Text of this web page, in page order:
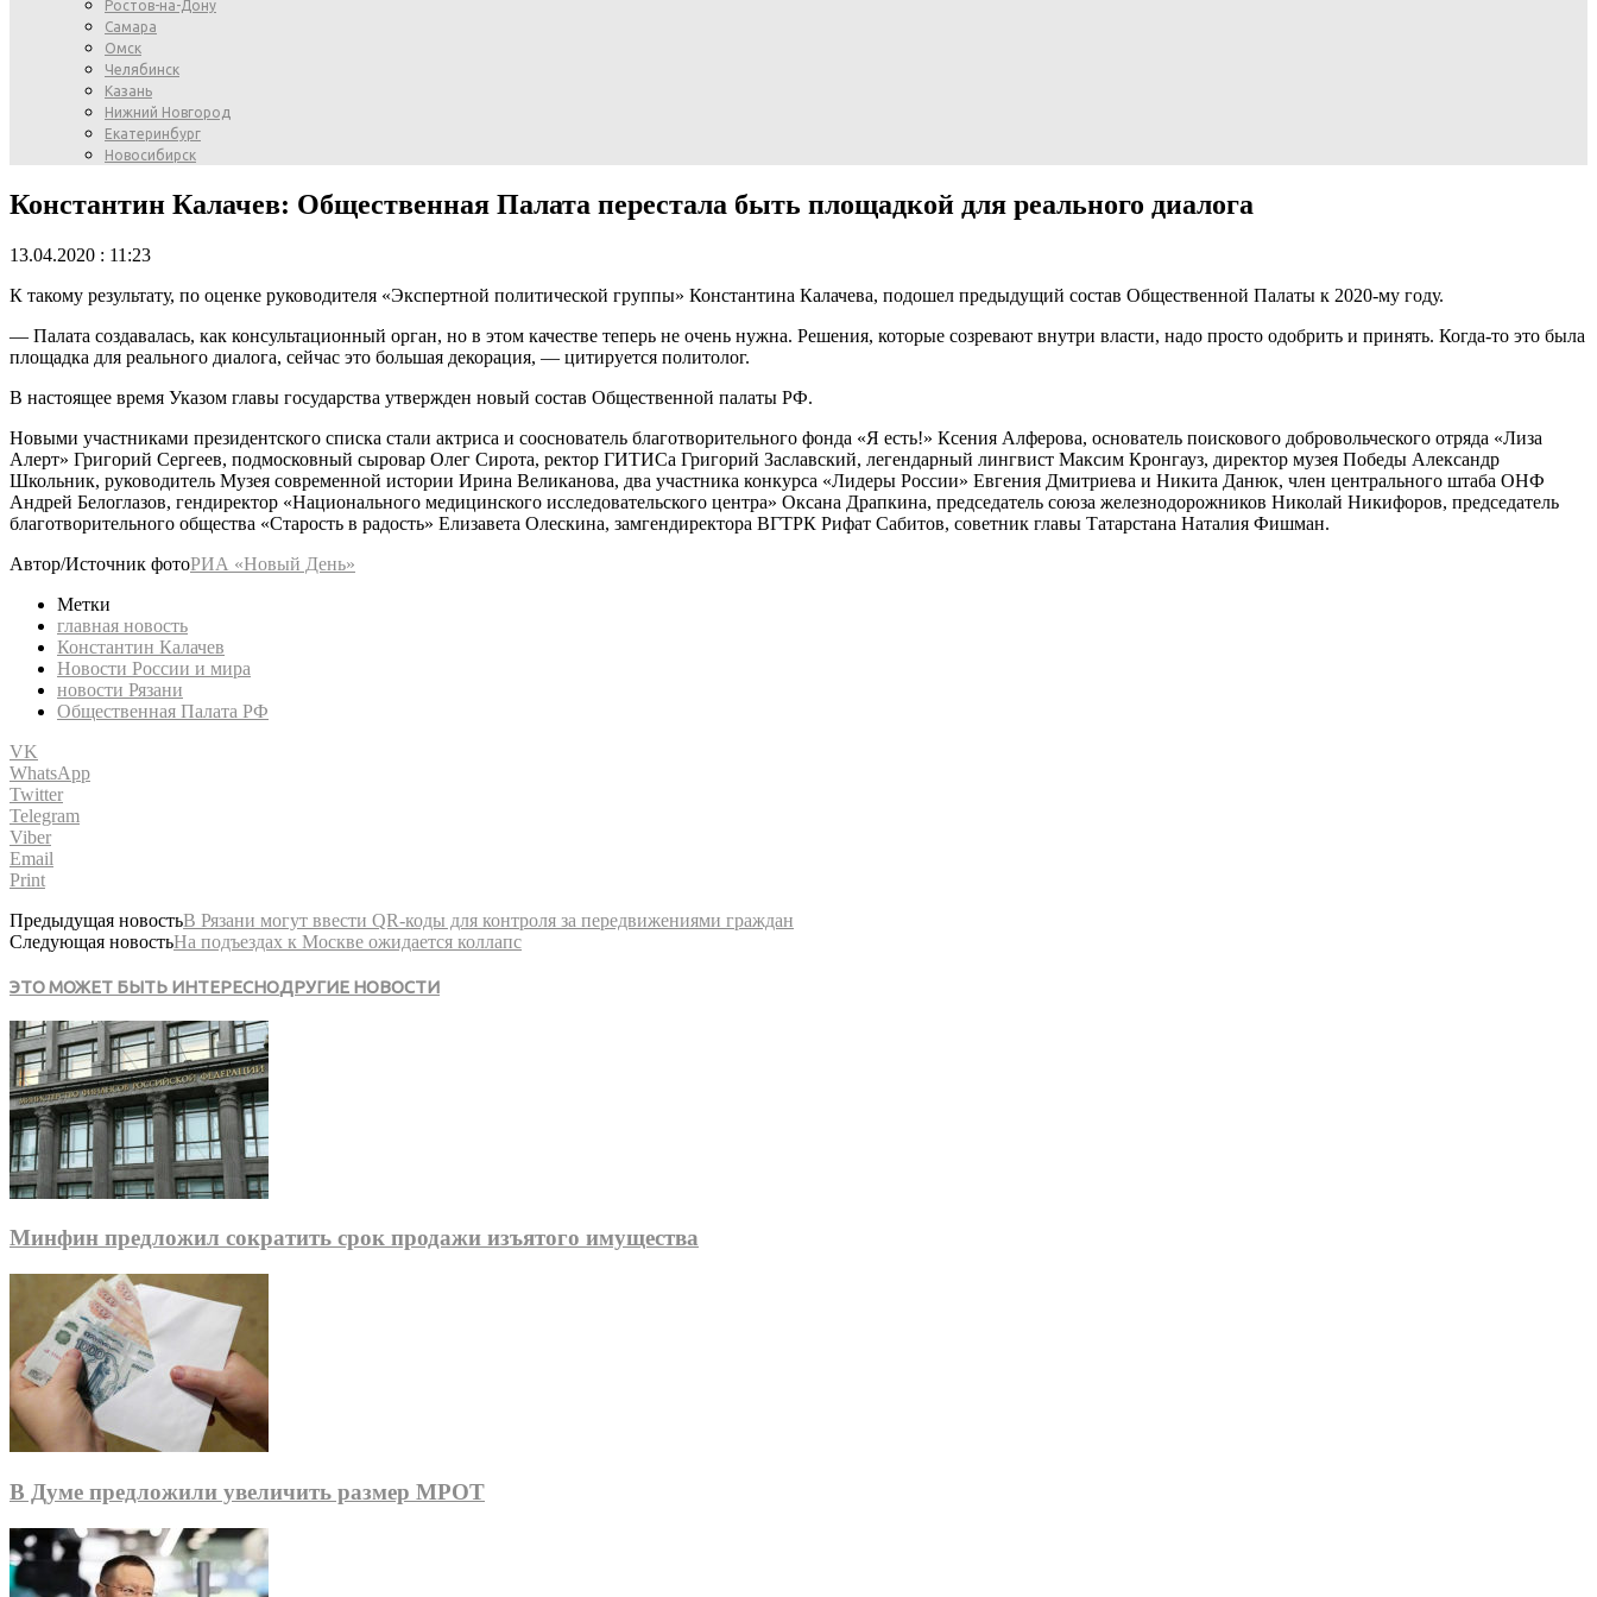
Ростов-на-Дону
Самара
Омск
Челябинск
Казань
Нижний Новгород
Екатеринбург
Новосибирск
Константин Калачев: Общественная Палата перестала быть площадкой для реального диалога
13.04.2020 : 11:23
К такому результату, по оценке руководителя «Экспертной политической группы» Константина Калачева, подошел предыдущий состав Общественной Палаты к 2020-му году.
— Палата создавалась, как консультационный орган, но в этом качестве теперь не очень нужна. Решения, которые созревают внутри власти, надо просто одобрить и принять. Когда-то это была
площадка для реального диалога, сейчас это большая декорация, — цитируется политолог.
В настоящее время Указом главы государства утвержден новый состав Общественной палаты РФ.
Новыми участниками президентского списка стали актриса и сооснователь благотворительного фонда «Я есть!» Ксения Алферова, основатель поискового добровольческого отряда «Лиза
Алерт» Григорий Сергеев, подмосковный сыровар Олег Сирота, ректор ГИТИСа Григорий Заславский, легендарный лингвист Максим Кронгауз, директор музея Победы Александр
Школьник, руководитель Музея современной истории Ирина Великанова, два участника конкурса «Лидеры России» Евгения Дмитриева и Никита Данюк, член центрального штаба ОНФ
Андрей Белоглазов, гендиректор «Национального медицинского исследовательского центра» Оксана Драпкина, председатель союза железнодорожников Николай Никифоров, председатель
благотворительного общества «Старость в радость» Елизавета Олескина, замгендиректора ВГТРК Рифат Сабитов, советник главы Татарстана Наталия Фишман.
Автор/Источник фотоРИА «Новый День»
Метки
главная новость
Константин Калачев
Новости России и мира
новости Рязани
Общественная Палата РФ
VK
WhatsApp
Twitter
Telegram
Viber
Email
Print
Предыдущая новостьВ Рязани могут ввести QR-коды для контроля за передвижениями граждан
Следующая новостьНа подъездах к Москве ожидается коллапс
ЭТО МОЖЕТ БЫТЬ ИНТЕРЕСНОДРУГИЕ НОВОСТИ
Минфин предложил сократить срок продажи изъятого имущества
В Думе предложили увеличить размер МРОТ